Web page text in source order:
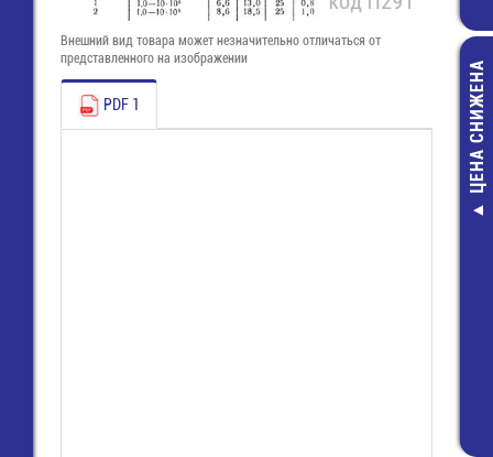
ЦЕНА СНИЖЕНА
Внешний вид товара может незначительно отличаться от
представленного на изображении
PDF 1